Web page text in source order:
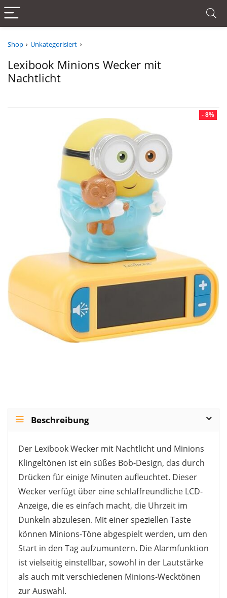
Shop Unkategorisiert
Lexibook Minions Wecker mit
Nachtlicht
- 8%
Beschreibung
Der Lexibook Wecker mit Nachtlicht und Minions
Klingeltönen ist ein süßes Bob-Design, das durch
Drücken für einige Minuten aufleuchtet. Dieser
Wecker verfügt über eine schlaffreundliche LCD-
Anzeige, die es einfach macht, die Uhrzeit im
Dunkeln abzulesen. Mit einer speziellen Taste
können Minions-Töne abgespielt werden, um den
Start in den Tag aufzumuntern. Die Alarmfunktion
ist vielseitig einstellbar, sowohl in der Lautstärke
als auch mit verschiedenen Minions-Wecktönen
zur Auswahl.